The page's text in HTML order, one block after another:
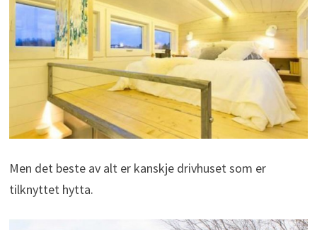
Men det beste av alt er kanskje drivhuset som er
tilknyttet hytta.